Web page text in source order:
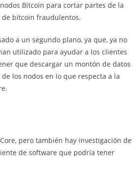
Bitcoin para cortar partes de la
de bitcoin fraudulentos.
a un segundo plano, ya que, ya no
utilizado para ayudar a los clientes
que descargar un montón de datos
los nodos en lo que respecta a la
pero también hay investigación de
de software que podría tener